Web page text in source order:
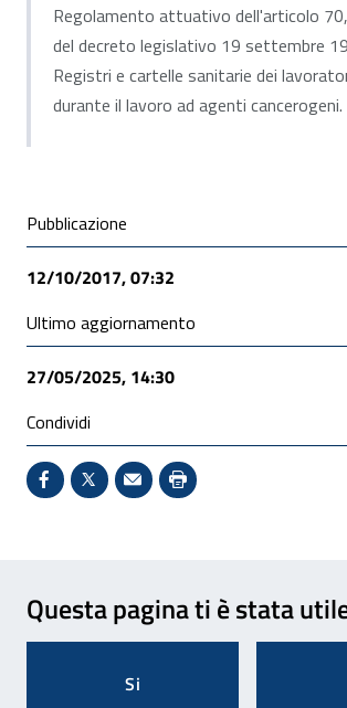
Regolamento attuativo dell'articolo
del decreto legislativo 19 settembre
Registri e cartelle sanitarie dei
durante il lavoro ad agenti cancerogeni.
Condivisione social
Pubblicazione
12/10/2017, 07:32
Ultimo aggiornamento
27/05/2025, 14:30
Condividi
Condividi su Facebook - Sito
X - Sito esterno - Apertura in
Invio Mail: apre il
Stampa pagina:
Questa pagina ti è stata
Si